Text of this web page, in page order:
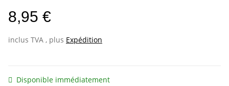
8,95 €
inclus TVA , plus Expédition
Disponible immédiatement